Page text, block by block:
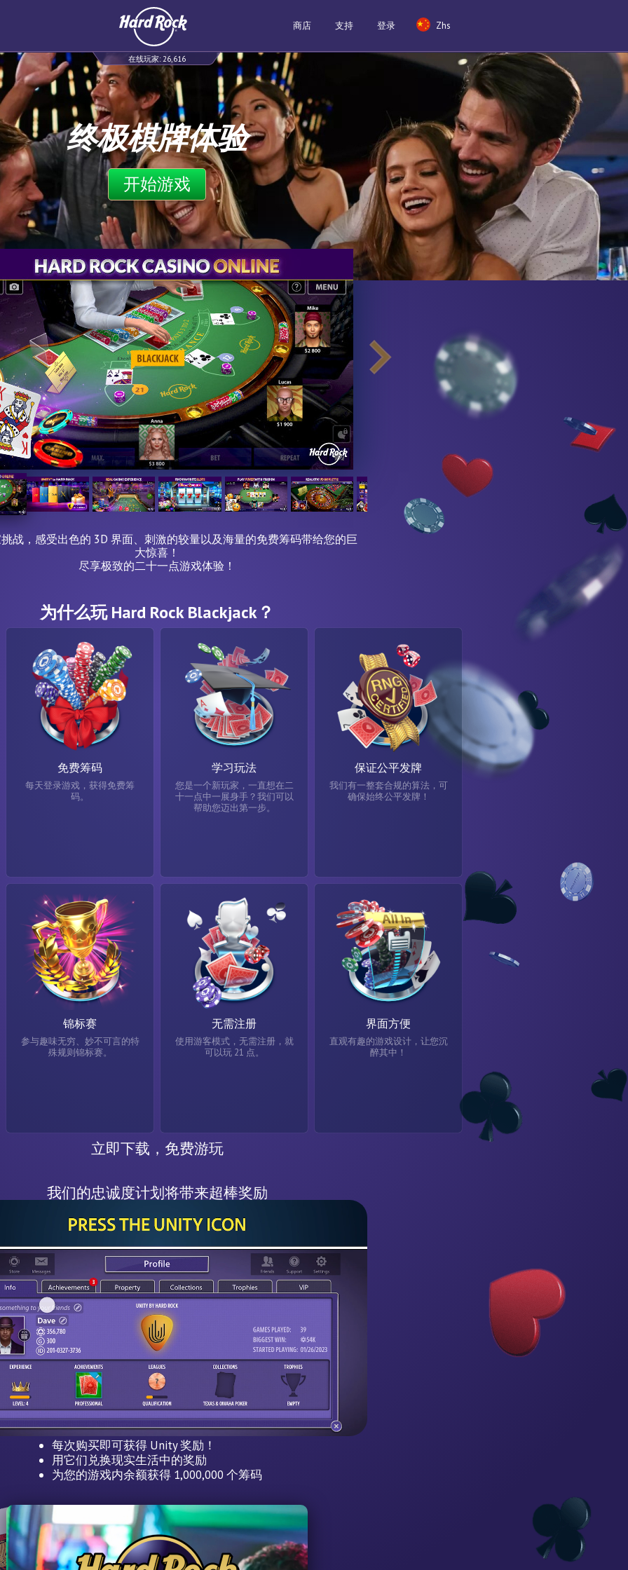
在线玩家:26,616
Zhs
商店 支持 登录
终极棋牌体验
开始游戏
战，感受出色的 3D 界面、刺激的较量以及海量的免费筹码带给您的巨
大惊喜！
尽享极致的二十一点游戏体验！
为什么玩 Hard Rock Blackjack？
免费筹码
每天登录游戏，获得免费筹
码。
学习玩法
您是一个新玩家，一直想在二
十一点中一展身手？我们可以
帮助您迈出第一步。
保证公平发牌
我们有一整套合规的算法，可
确保始终公平发牌！
锦标赛
参与趣味无穷、妙不可言的特
殊规则锦标赛。
无需注册
使用游客模式，无需注册，就
可以玩 21 点。
界面方便
直观有趣的游戏设计，让您沉
醉其中！
立即下载，免费游玩
我们的忠诚度计划将带来超棒奖励
每次购买即可获得 Unity 奖励！
用它们兑换现实生活中的奖励
为您的游戏内余额获得 1,000,000 个筹码